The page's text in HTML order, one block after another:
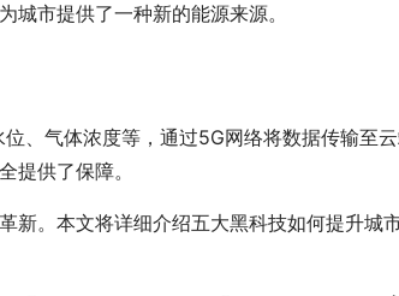
市提供了一种新的能源来源。
、气体浓度等，通过5G网络将数据传输至
提供了保障。
。本文将详细介绍五大黑科技如何提升城